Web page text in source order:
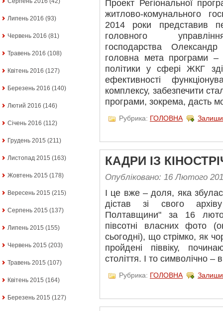
Липень 2016 (93)
Червень 2016 (81)
Травень 2016 (108)
Квітень 2016 (127)
Березень 2016 (140)
Лютий 2016 (146)
Січень 2016 (112)
Грудень 2015 (211)
Листопад 2015 (163)
Жовтень 2015 (178)
Вересень 2015 (215)
Серпень 2015 (137)
Липень 2015 (155)
Червень 2015 (203)
Травень 2015 (107)
Квітень 2015 (164)
Березень 2015 (127)
Проект Регіональної
житлово-комунального
2014 роки представив
головного
господарства
головна мета програми –
політики у сфері ЖКГ
ефективності
комплексу, забезпечити
програми, зокрема, дасть
Рубрика: ГОЛОВНА
КАДРИ ІЗ
Опубліковано: 16 Лютого
І це вже – доля, яка
дістав зі свого
Полтавщини" за 16
півсотні власних фото
сьогодні), що стрімко, як
пройдені піввіку,
століття. І то символічно –
Рубрика: ГОЛОВНА